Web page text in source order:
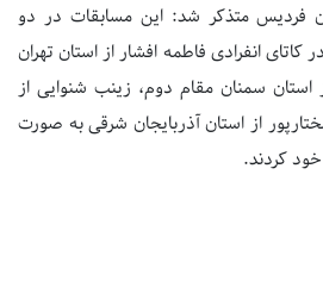
فردیس متذکر شد: این مسابقات در دو
کاتای انفرادی فاطمه افشار از استان تهران
استان سمنان مقام دوم، زینب شنوایی از
از استان آذربایجان شرقی به صورت
کردند.